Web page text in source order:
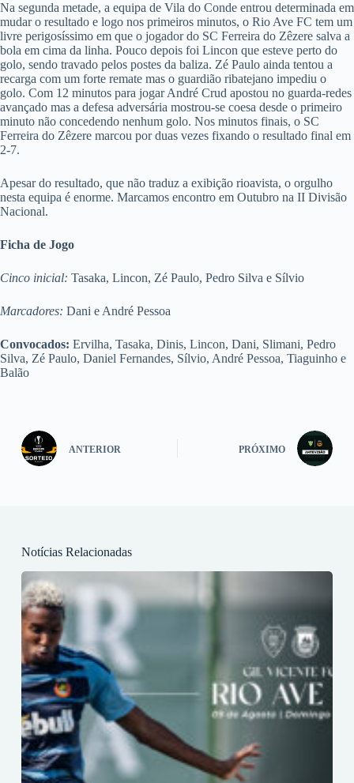
Na segunda metade, a equipa de Vila do Conde entrou determinada em
mudar o resultado e logo nos primeiros minutos, o Rio Ave FC tem um
livre perigosíssimo em que o jogador do SC Ferreira do Zêzere salva a
bola em cima da linha. Pouco depois foi Lincon que esteve perto do
golo, sendo travado pelos postes da baliza. Zé Paulo ainda tentou a
recarga com um forte remate mas o guardião ribatejano impediu o
golo. Com 12 minutos para jogar André Crud apostou no guarda-redes
avançado mas a defesa adversária mostrou-se coesa desde o primeiro
minuto não concedendo nenhum golo. Nos minutos finais, o SC
Ferreira do Zêzere marcou por duas vezes fixando o resultado final em
2-7.
Apesar do resultado, que não traduz a exibição rioavista, o orgulho
nesta equipa é enorme. Marcamos encontro em Outubro na II Divisão
Nacional.
Ficha de Jogo
Cinco inicial: Tasaka, Lincon, Zé Paulo, Pedro Silva e Sílvio
Marcadores: Dani e André Pessoa
Convocados: Ervilha, Tasaka, Dinis, Lincon, Dani, Slimani, Pedro
Silva, Zé Paulo, Daniel Fernandes, Sílvio, André Pessoa, Tiaguinho e
Balão
ANTERIOR PRÓXIMO
Notícias Relacionadas